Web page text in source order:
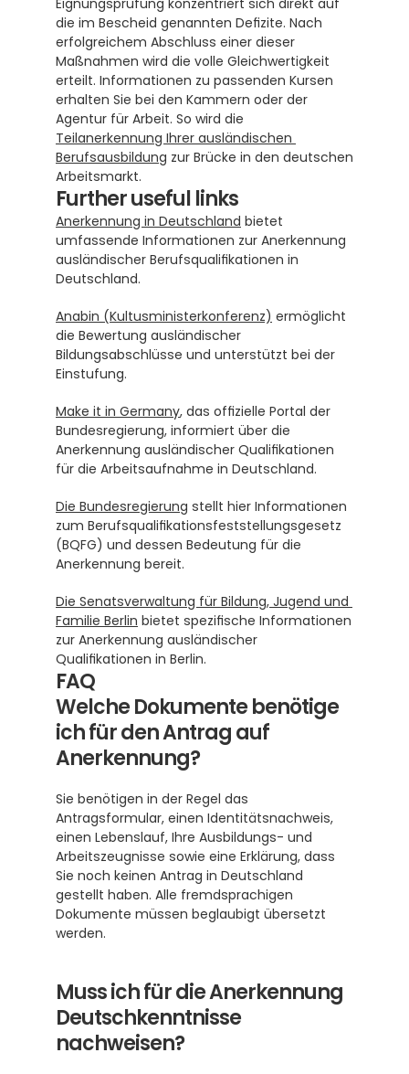
Eignungsprüfung konzentriert sich direkt auf
die im Bescheid genannten Defizite. Nach
erfolgreichem Abschluss einer dieser
Maßnahmen wird die volle Gleichwertigkeit
erteilt. Informationen zu passenden Kursen
erhalten Sie bei den Kammern oder der
Teilanerkennung Ihrer ausländischen
Berufsausbildung zur Brücke in den deutschen
Arbeitsmarkt.
Further useful links
Anerkennung in Deutschland bietet
umfassende Informationen zur Anerkennung
ausländischer Berufsqualifikationen in
Deutschland.
Anabin (Kultusministerkonferenz) ermöglicht
die Bewertung ausländischer
Bildungsabschlüsse und unterstützt bei der
Einstufung.
Make it in Germany, das offizielle Portal der
Bundesregierung, informiert über die
Anerkennung ausländischer Qualifikationen
für die Arbeitsaufnahme in Deutschland.
Die Bundesregierung stellt hier Informationen
zum Berufsqualifikationsfeststellungsgesetz
(BQFG) und dessen Bedeutung für die
Anerkennung bereit.
Die Senatsverwaltung für Bildung, Jugend und
Familie Berlin bietet spezifische Informationen
zur Anerkennung ausländischer
Qualifikationen in Berlin.
FAQ
Welche Dokumente benötige
ich für den Antrag auf
Anerkennung?
Sie benötigen in der Regel das
Antragsformular, einen Identitätsnachweis,
einen Lebenslauf, Ihre Ausbildungs- und
Arbeitszeugnisse sowie eine Erklärung, dass
Sie noch keinen Antrag in Deutschland
gestellt haben. Alle fremdsprachigen
Dokumente müssen beglaubigt übersetzt
werden.
Muss ich für die Anerkennung
Deutschkenntnisse
nachweisen?